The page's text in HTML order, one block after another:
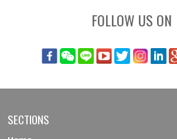
FOLLOW US ON
SECTIONS